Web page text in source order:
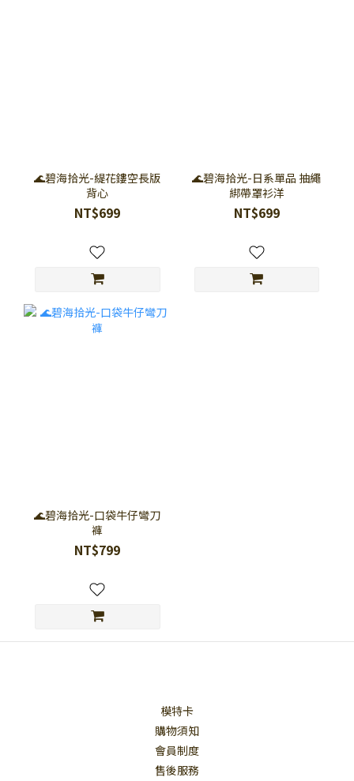
🌊碧海拾光-緹花鏤空長版
背心
NT$699
🌊碧海拾光-日系單品 抽繩
綁帶罩衫洋
NT$699
🌊碧海拾光-口袋牛仔彎刀
褲
NT$799
模特卡
購物須知
會員制度
售後服務